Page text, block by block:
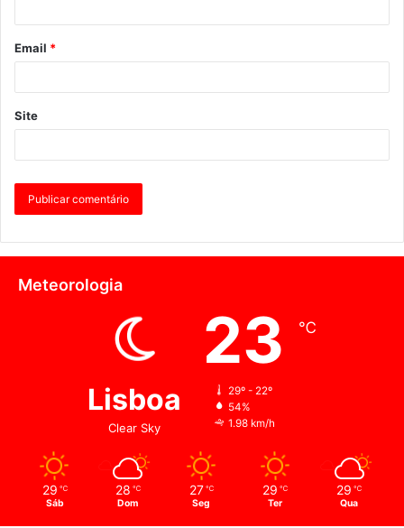
Email *
Site
Meteorologia
Lisboa
Clear Sky
23 ℃
29º - 22º
54%
1.98 km/h
29 ℃
Sáb
28 ℃
Dom
27 ℃
Seg
29 ℃
Ter
29 ℃
Qua